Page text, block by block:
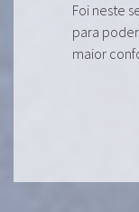
Foi neste
para
maior